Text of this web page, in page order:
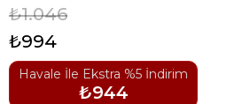
₺1.046
₺994
Havale İle Ekstra %5 İndirim
₺944